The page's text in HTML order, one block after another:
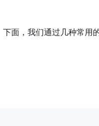
面，我们通过几种常用